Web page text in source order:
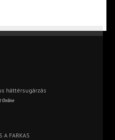
háttérsugárzás
Online
A FARKAS